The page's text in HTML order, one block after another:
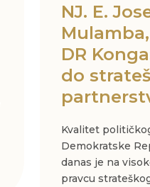
NJ. E.
DR
do
Kvalitet
Demokratske
danas je na
pravcu